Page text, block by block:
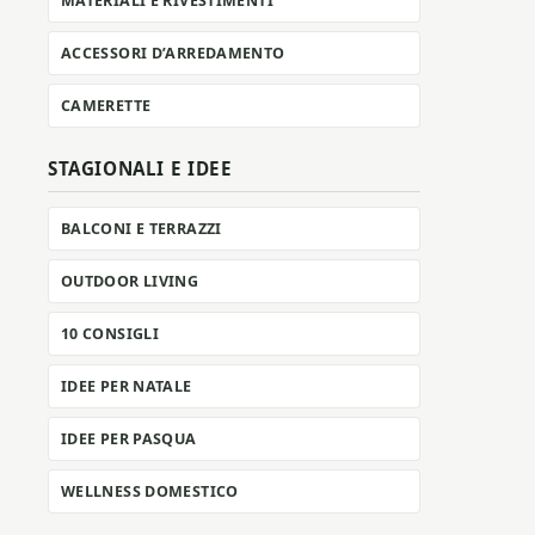
ACCESSORI D’ARREDAMENTO
CAMERETTE
STAGIONALI E IDEE
BALCONI E TERRAZZI
OUTDOOR LIVING
10 CONSIGLI
IDEE PER NATALE
IDEE PER PASQUA
WELLNESS DOMESTICO